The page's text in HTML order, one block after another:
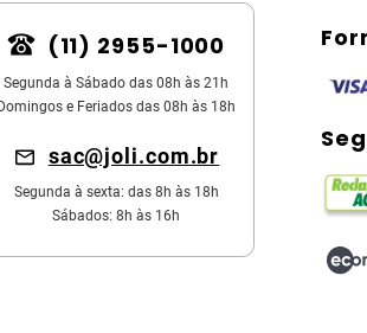
(11) 2955-1000
Segunda à Sábado das 08h às 21h
Domingos e Feriados das 08h às 18h
sac@joli.com.br
Segunda à sexta: das 8h às 18h
Sábados: 8h às 16h